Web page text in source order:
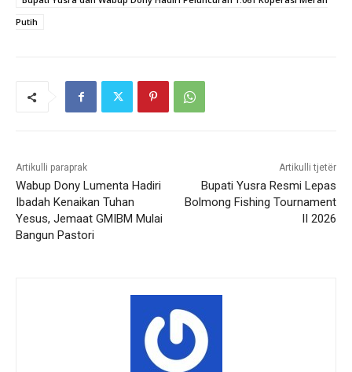
Putih
Artikulli paraprak
Wabup Dony Lumenta Hadiri
Ibadah Kenaikan Tuhan
Yesus, Jemaat GMIBM Mulai
Bangun Pastori
Artikulli tjetër
Bupati Yusra Resmi Lepas
Bolmong Fishing Tournament
II 2026